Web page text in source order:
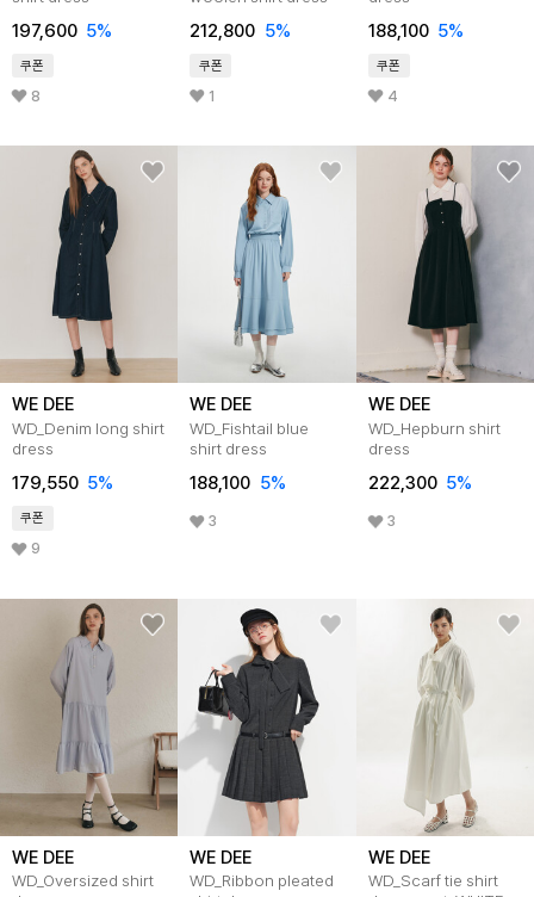
197,600 5%
쿠폰
8
212,800 5%
쿠폰
1
188,100 5%
쿠폰
4
WE DEE
WD_Denim long shirt
dress
179,550 5%
쿠폰
9
WE DEE
WD_Fishtail blue
shirt dress
188,100 5%
3
WE DEE
WD_Hepburn shirt
dress
222,300 5%
3
WE DEE
WD_Oversized shirt
WE DEE
WD_Ribbon pleated
WE DEE
WD_Scarf tie shirt